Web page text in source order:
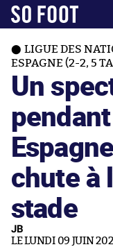
LIGUE DES
ESPAGNE (2-2, 5
Un
chute à
stade
JB
LE LUNDI 09 JUIN